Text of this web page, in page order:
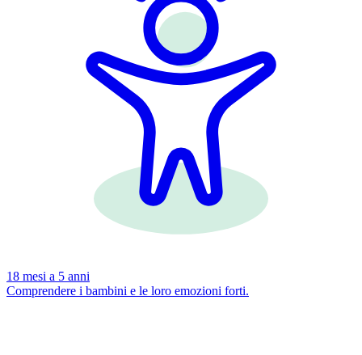
18 mesi a 5 anni
Comprendere i bambini e le loro emozioni forti.